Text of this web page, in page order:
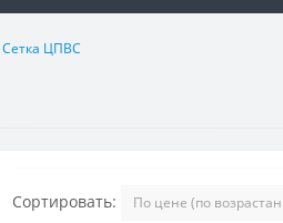
Сетка ЦПВС
Сортировать: